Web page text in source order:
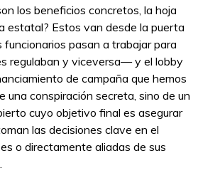
los beneficios concretos, la hoja
estatal? Estos van desde la puerta
pasan a trabajar para
regulaban y viceversa— y el lobby
de campaña que hemos
una conspiración secreta, sino de un
cuyo objetivo final es asegurar
las decisiones clave en el
o directamente aliadas de sus